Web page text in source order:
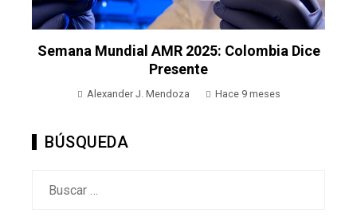
Semana Mundial AMR 2025: Colombia Dice
Presente
Alexander J. Mendoza Hace 9 meses
BÚSQUEDA